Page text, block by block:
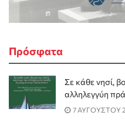
Πρόσφατα
Σε κάθε νησί,
αλληλεγγύη
7 ΑΥΓΟΥΣΤΟΥ